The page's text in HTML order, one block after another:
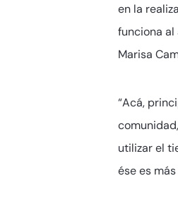
en la
funciona al
Marisa
“Acá,
utilizar el
ése es